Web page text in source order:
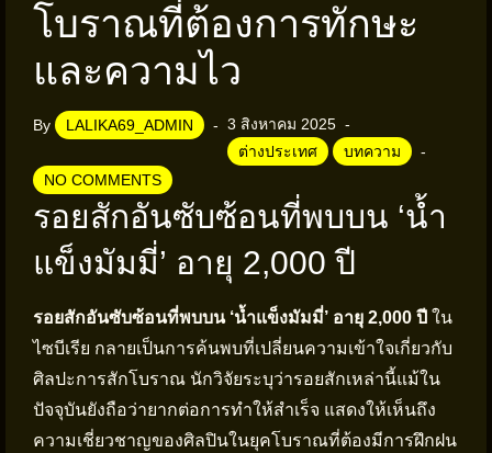
โบราณที่ต้องการทักษะ
และความไว
By LALIKA69_ADMIN
3 สิงหาคม 2025
ต่างประเทศ
บทความ
NO COMMENTS
รอยสักอันซับซ้อนที่พบบน ‘น้ำ
แข็งมัมมี่’ อายุ 2,000 ปี
รอยสักอันซับซ้อนที่พบบน ‘น้ำแข็งมัมมี่’ อายุ 2,000 ปี ใน
ไซบีเรีย กลายเป็นการค้นพบที่เปลี่ยนความเข้าใจเกี่ยวกับ
ศิลปะการสักโบราณ นักวิจัยระบุว่ารอยสักเหล่านี้แม้ใน
ปัจจุบันยังถือว่ายากต่อการทำให้สำเร็จ แสดงให้เห็นถึง
ความเชี่ยวชาญของศิลปินในยุคโบราณที่ต้องมีการฝึกฝน